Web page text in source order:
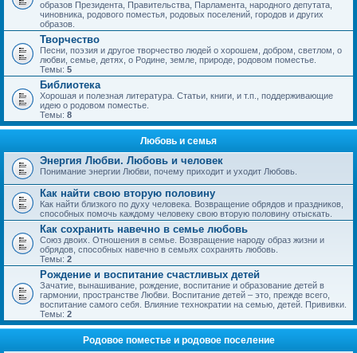
образов Президента, Правительства, Парламента, народного депутата,
чиновника, родового поместья, родовых поселений, городов и других
образов.
Творчество
Песни, поэзия и другое творчество людей о хорошем, добром, светлом, о
любви, семье, детях, о Родине, земле, природе, родовом поместье.
Темы: 5
Библиотека
Хорошая и полезная литература. Статьи, книги, и т.п., поддерживающие
идею о родовом поместье.
Темы: 8
Любовь и семья
Энергия Любви. Любовь и человек
Понимание энергии Любви, почему приходит и уходит Любовь.
Как найти свою вторую половину
Как найти близкого по духу человека. Возвращение обрядов и праздников,
способных помочь каждому человеку свою вторую половину отыскать.
Как сохранить навечно в семье любовь
Союз двоих. Отношения в семье. Возвращение народу образ жизни и
обрядов, способных навечно в семьях сохранять любовь.
Темы: 2
Рождение и воспитание счастливых детей
Зачатие, вынашивание, рождение, воспитание и образование детей в
гармонии, пространстве Любви. Воспитание детей – это, прежде всего,
воспитание самого себя. Влияние технократии на семью, детей. Прививки.
Темы: 2
Родовое поместье и родовое поселение